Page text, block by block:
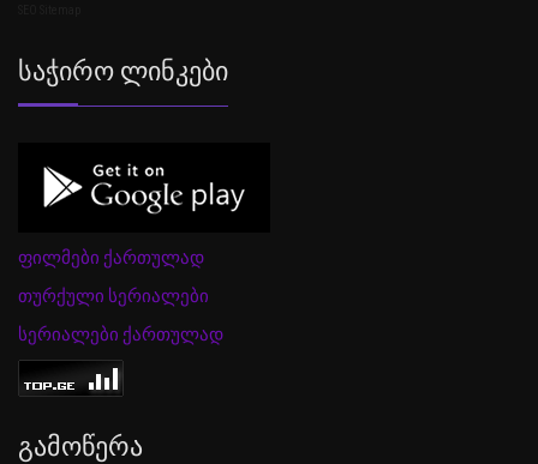
Საჭირო Ლინკები
ფილმები ქართულად
თურქული სერიალები
სერიალები ქართულად
Გამოწერა